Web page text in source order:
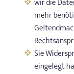
wir die
mehr
Sie
eingelegt